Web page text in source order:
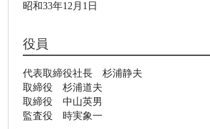
昭和33年12月1日
役員
代表取締役社長 杉浦静夫
取締役 杉浦道夫
取締役 中山英男
監査役 時実象一